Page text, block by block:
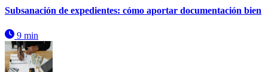
Subsanación de expedientes: cómo aportar documentación bien
9 min